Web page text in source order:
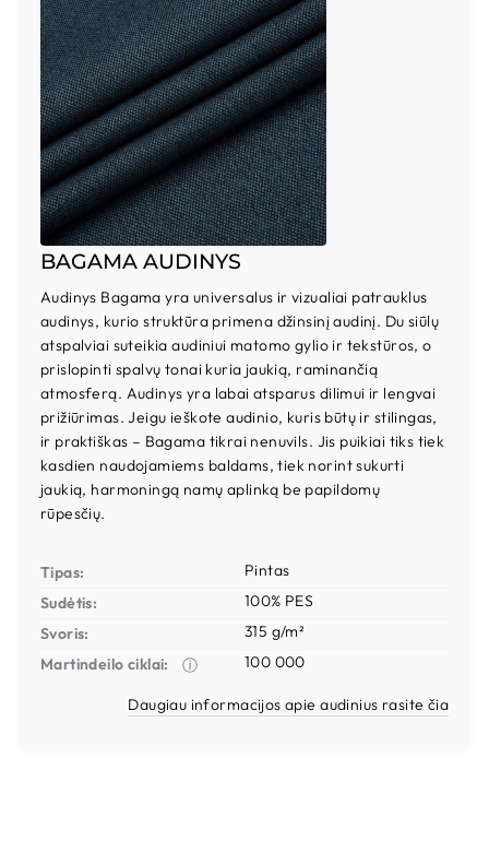
BAGAMA AUDINYS
Audinys Bagama yra universalus ir vizualiai patrauklus
audinys, kurio struktūra primena džinsinį audinį. Du siūlų
atspalviai suteikia audiniui matomo gylio ir tekstūros, o
prislopinti spalvų tonai kuria jaukią, raminančią
atmosferą. Audinys yra labai atsparus dilimui ir lengvai
prižiūrimas. Jeigu ieškote audinio, kuris būtų ir stilingas,
ir praktiškas – Bagama tikrai nenuvils. Jis puikiai tiks tiek
kasdien naudojamiems baldams, tiek norint sukurti
jaukią, harmoningą namų aplinką be papildomų
rūpesčių.
Tipas:
Pintas
Sudėtis:
100% PES
Svoris:
315 g/m²
Martindeilo ciklai:
ⓘ 100 000
Daugiau informacijos apie audinius rasite čia